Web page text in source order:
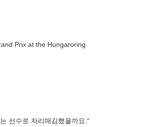
Prix at the Hungaroring
선수로 자리매김했을까요."